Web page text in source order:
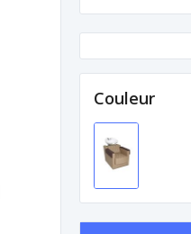
Couleur